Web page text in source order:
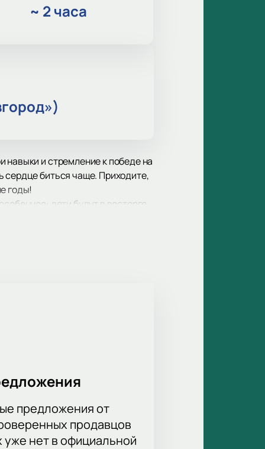
~ 2 часа
навыки и стремление к победе на
биться чаще. Приходите,
годы!
дети будут в восторге
предложения от
продавцов
нет в официальной